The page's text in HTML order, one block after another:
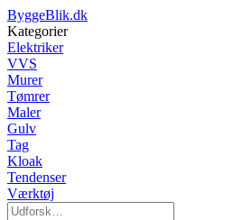
ByggeBlik.dk
Kategorier
Elektriker
VVS
Murer
Tømrer
Maler
Gulv
Tag
Kloak
Tendenser
Værktøj